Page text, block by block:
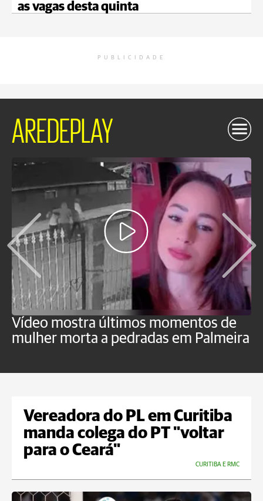
as vagas desta quinta
PUBLICIDADE
AREDEPLAY
Vídeo mostra últimos momentos de
mulher morta a pedradas em Palmeira
Vereadora do PL em Curitiba
manda colega do PT "voltar
para o Ceará"
CURITIBA E RMC